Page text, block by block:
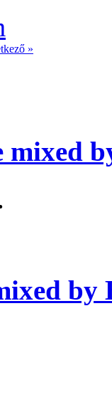
»
mixed
by